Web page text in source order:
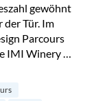
gewöhnt
der Tür. Im
Parcours
IMI Winery …
und Jonas